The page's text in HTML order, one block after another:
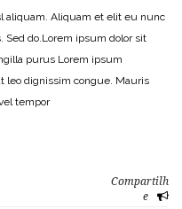
aliquam. Aliquam et elit eu nunc
Sed do.Lorem ipsum dolor sit
purus Lorem ipsum
leo dignissim congue. Mauris
tempor
Compartilh
e